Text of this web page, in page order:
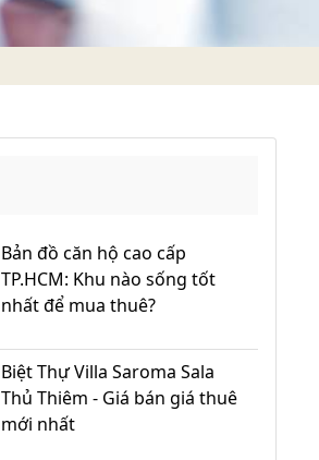
Bản đồ căn hộ cao cấp
TP.HCM: Khu nào sống tốt
nhất để mua thuê?
Biệt Thự Villa Saroma Sala
Thủ Thiêm - Giá bán giá thuê
mới nhất